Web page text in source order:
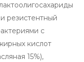
резистентный
с
кислот
15%),